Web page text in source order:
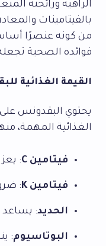
الزاهية ورائحته
بالفيتامينات
من كونه عنصرًا
فوائده الصحية
القيمة الغذائية
يحتوي البقدونس
الغذائية المهمة،
فيتامين C :
فيتامين K :
الحديد: يساعد
البوتاسيوم: